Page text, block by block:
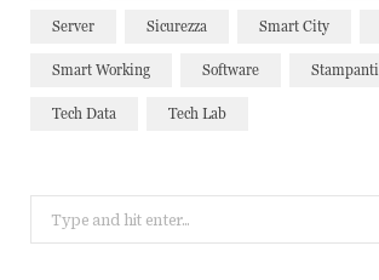
Server Sicurezza Smart City
Smart Working Software Stampanti
Tech Data Tech Lab
for: